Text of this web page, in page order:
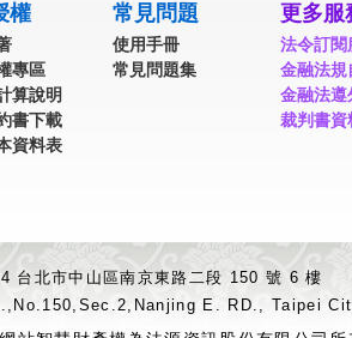
權
專區
算說明
書下載
資料表
常見問題
使用手冊
常見問題集
更多服
法令訂閱
金融法
金融法遵
裁判書資
台北市中山區南京東路二段 150 號 6 樓
E. RD., Taipei